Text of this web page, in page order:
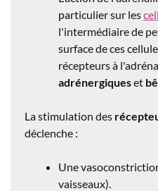
particulier sur les
l'intermédiaire de
surface de ces
récepteursà
adrénergiqueset
La stimulation des
déclenche :
Une
vaisseaux).